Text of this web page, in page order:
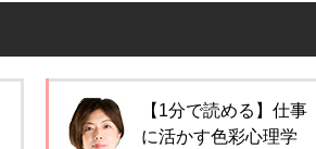
【1分で読める】仕事
に活かす色彩心理学